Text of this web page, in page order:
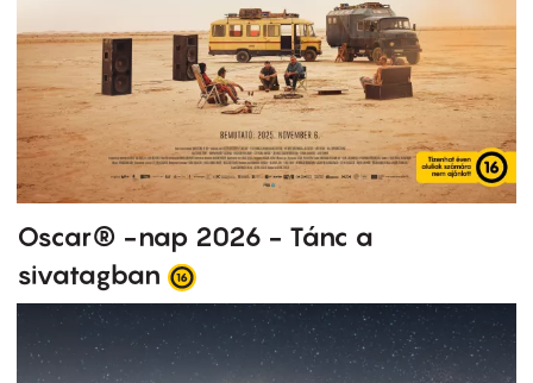
Oscar® -nap 2026 - Tánc a
sivatagban